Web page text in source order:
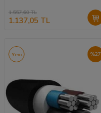
1.557,60TL
1.137,05 TL
%27
Yeni